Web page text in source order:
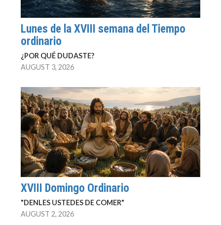
Lunes de la XVIII semana del Tiempo
ordinario
¿POR QUÉ DUDASTE?
AUGUST 3, 2026
XVIII Domingo Ordinario
"DENLES USTEDES DE COMER"
AUGUST 2, 2026